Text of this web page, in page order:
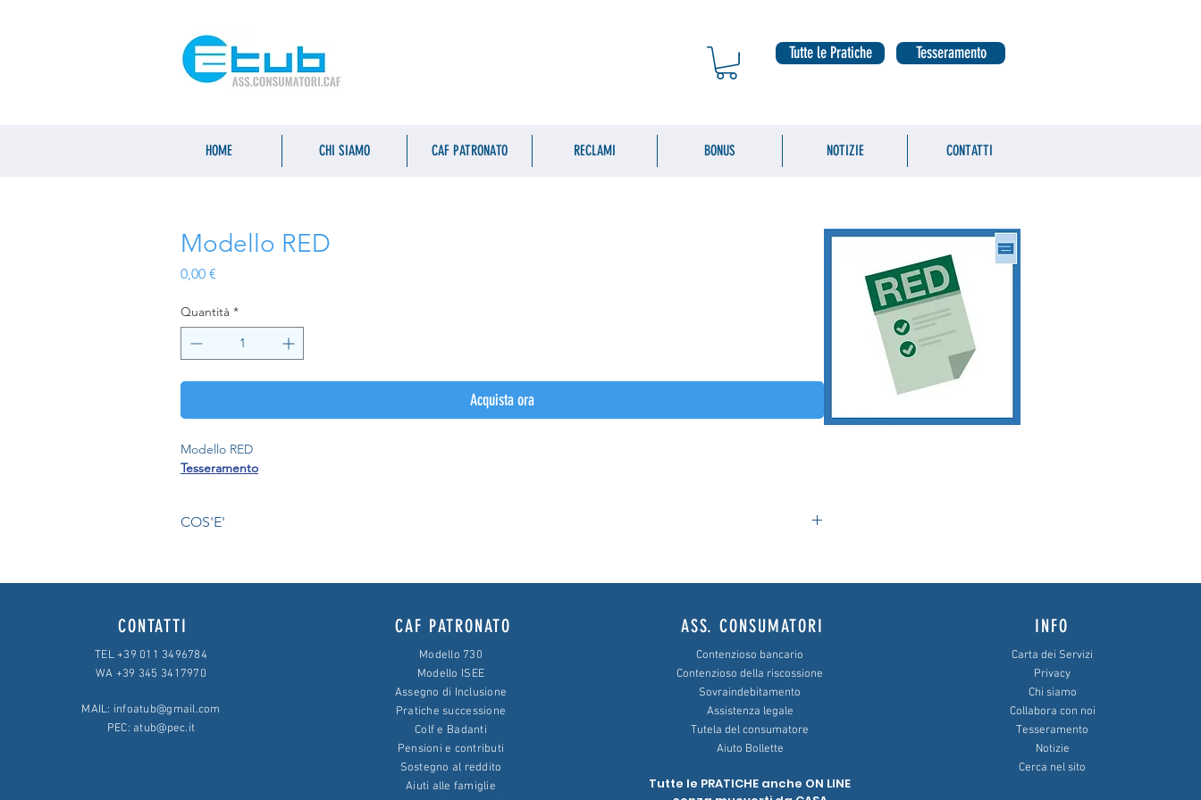
Tutte le Pratiche Tesseramento
HOME CHI SIAMO CAF PATRONATO RECLAMI BONUS NOTIZIE CONTATTI
Modello RED
0,00 €
Quantità *
Acquista ora
Modello RED
Tesseramento
COS'E'
CONTATTI
TEL +39 011 3496784
WA +39 345 3417970
MAIL: infoatub@gmail.com
PEC: atub@pec.it
CAF PATRONATO
Modello 730
Modello ISEE
Assegno di Inclusione
Pratiche successione
Colf e Badanti
Pensioni e contributi
Sostegno al reddito
Aiuti alle famiglie
ASS. CONSUMATORI
Contenzioso bancario
Contenzioso della riscossione
Sovraindebitamento
Assistenza legale
Tutela del consumatore
Aiuto Bollette
Tutte le PRATICHE anche ON LINE
INFO
Carta dei Servizi
Privacy
Chi siamo
Collabora con noi
Tesseramento
Notizie
Cerca nel sito